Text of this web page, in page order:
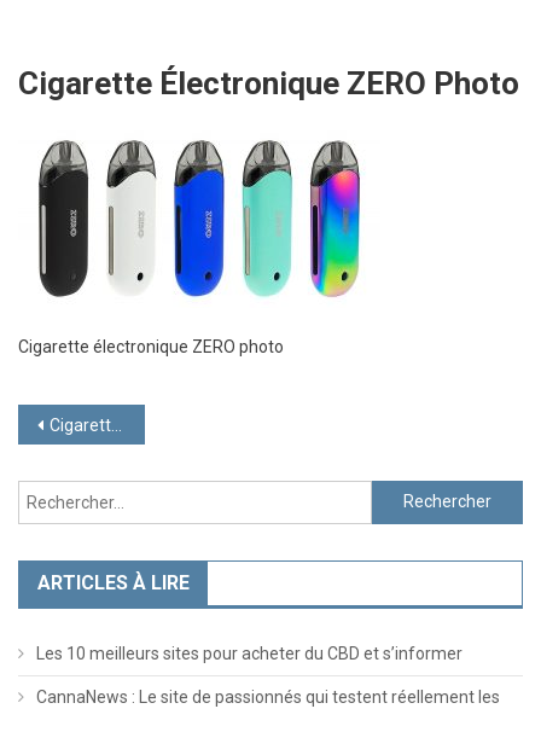
Cigarette Électronique ZERO Photo
Cigarette électronique ZERO photo
Navigation
de
l’article
Cigarette électronique ZERO
Rechercher :
ARTICLES À LIRE
Les 10 meilleurs sites pour acheter du CBD et s’informer
CannaNews : Le site de passionnés qui testent réellement les